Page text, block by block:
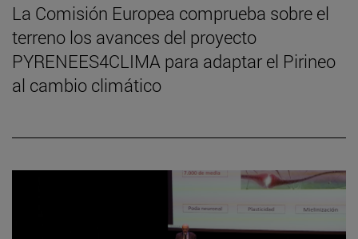
La Comisión Europea comprueba sobre el
terreno los avances del proyecto
PYRENEES4CLIMA para adaptar el Pirineo
al cambio climático